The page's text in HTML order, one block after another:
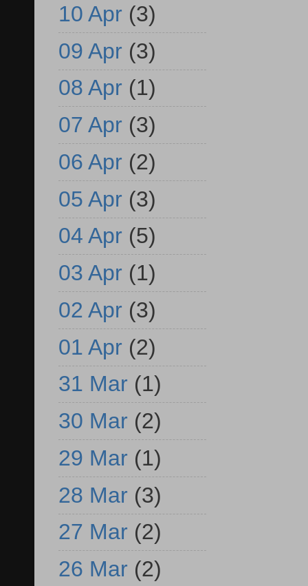
10 Apr (3)
09 Apr (3)
08 Apr (1)
07 Apr (3)
06 Apr (2)
05 Apr (3)
04 Apr (5)
03 Apr (1)
02 Apr (3)
01 Apr (2)
31 Mar (1)
30 Mar (2)
29 Mar (1)
28 Mar (3)
27 Mar (2)
26 Mar (2)